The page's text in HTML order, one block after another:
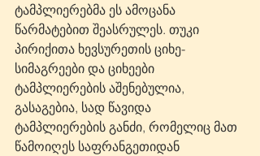
ტამპლიერებმა ეს ამოცანა
წარმატებით შეასრულეს. თუკი
პირიქითა ხევსურეთის ციხე-
სიმაგრეები და ციხეები
ტამპლიერების აშენებულია,
გასაგებია, სად წავიდა
ტამპლიერების განძი, რომელიც მათ
წამოიღეს საფრანგეთიდან